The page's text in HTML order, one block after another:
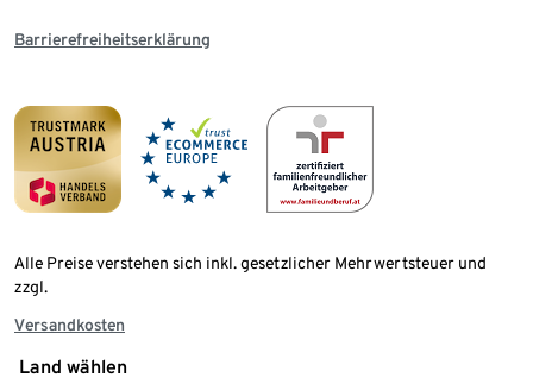
Barrierefreiheitserklärung
Alle Preise verstehen sich inkl. gesetzlicher Mehrwertsteuer und
zzgl.
Versandkosten
Land wählen